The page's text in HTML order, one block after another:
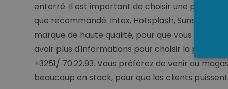
enterré. Il est important de choisir une pompe
que recommandé. Intex, Hotsplash, Sunspring,
marque de haute qualité, pour que vous
avoir plus d'informations pour choisir la pompe
+3251/ 70.22.93. Vous préférez de venir au
beaucoup en stock, pour que les clients